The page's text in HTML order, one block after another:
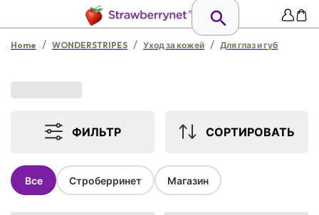
Home / WONDERSTRIPES / Уход за кожей / Для глаз и губ
ФИЛЬТР СОРТИРОВАТЬ
Все Строберринет Магазин